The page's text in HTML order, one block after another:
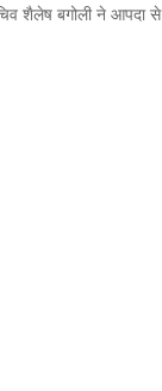
शैलेष बगोली ने आपदा से